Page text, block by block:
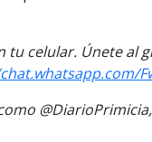
tu celular. Únete al